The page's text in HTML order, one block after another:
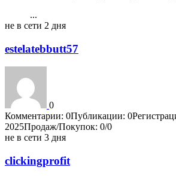
...
не в сети 2 дня
estelatebbutt57
0
Комментарии: 0Публикации: 0
2025Продаж/Покупок: 0/0
не в сети 3 дня
clickingprofit